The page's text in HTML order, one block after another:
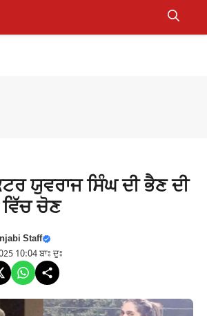
ਯੁਵਰਾਜ ਸਿੰਘ ਦੀ ਭੈਣ ਦੀ
ਚੋਣ
Staff
10:04 ਬਾਃ ਦੁਃ